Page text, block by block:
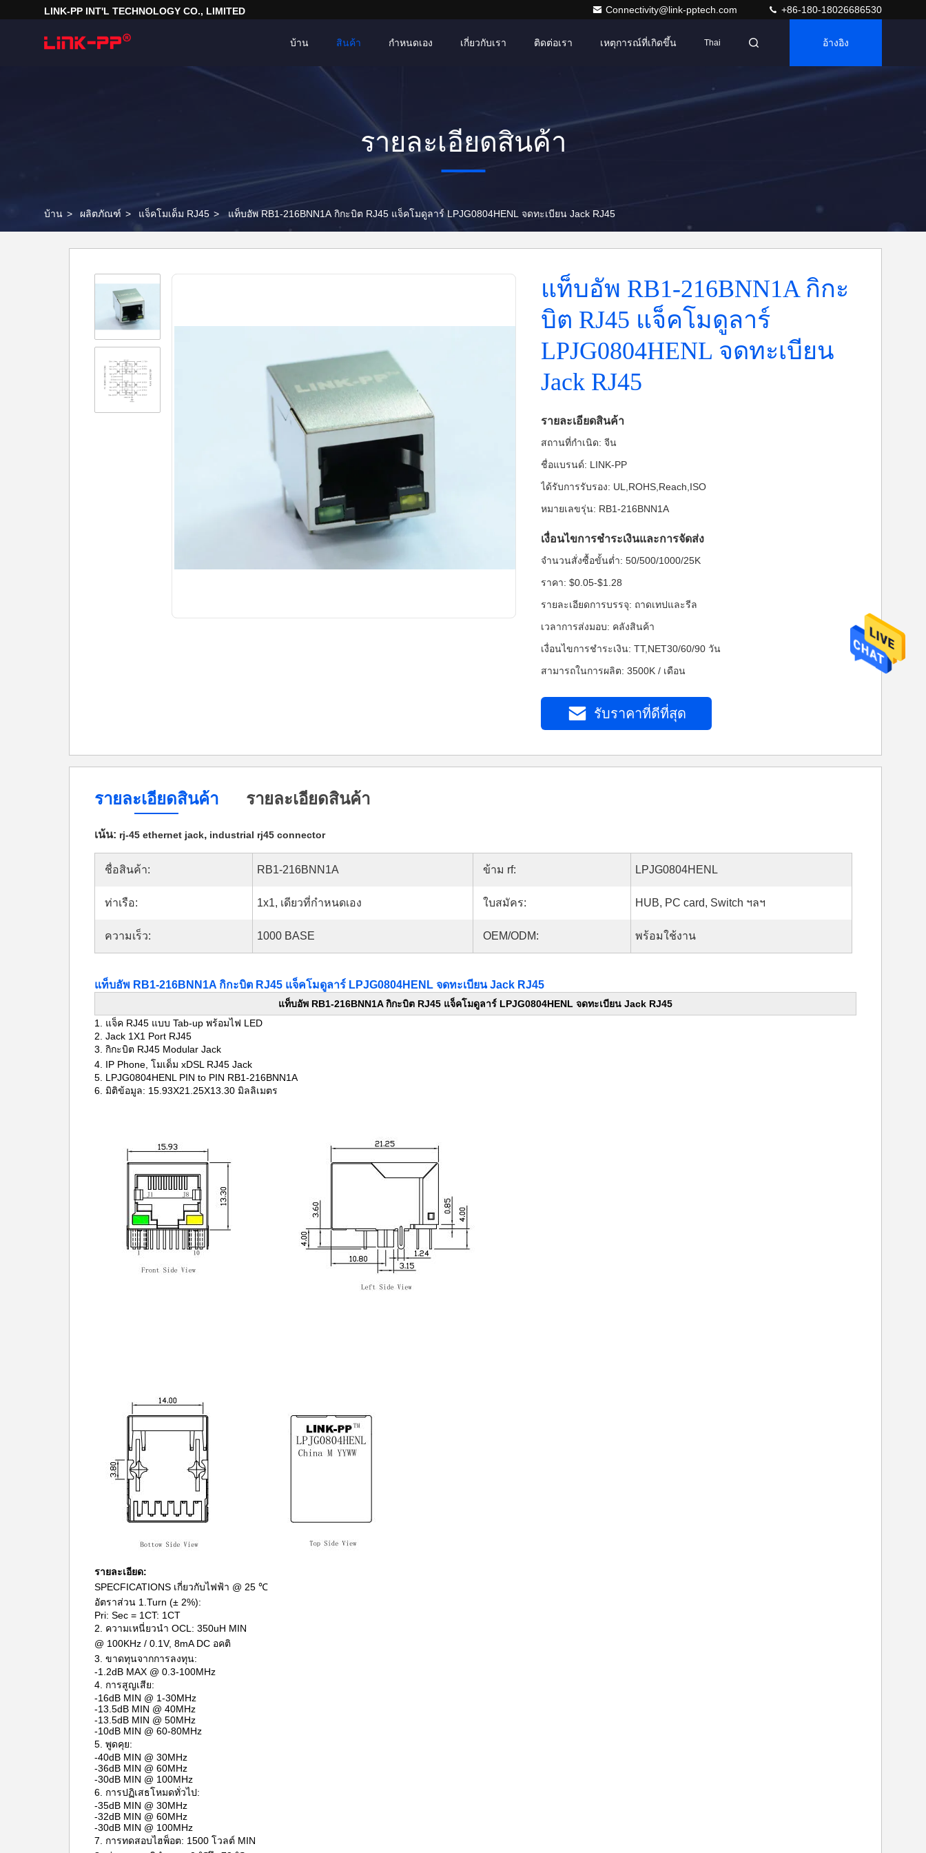
LINK-PP INT'L TECHNOLOGY CO., LIMITED Connectivity@link-pptech.com +86-180-18026686530
บ้าน สินค้า เกี่ยวกับเรา ติดต่อเรา เหตุการณ์ที่เกิดขึ้น
กำหนดเอง Thai อ้างอิง
รายละเอียดสินค้า
บ้าน > ผลิตภัณฑ์ > แจ็คโมเด็ม RJ45 > แท็บอัพ RB1-216BNN1A กิกะบิต RJ45 แจ็คโมดูลาร์ LPJG0804HENL จดทะเบียน Jack RJ45
แท็บอัพ RB1-216BNN1A กิกะ
บิต RJ45 แจ็คโมดูลาร์
LPJG0804HENL จดทะเบียน
Jack RJ45
รายละเอียดสินค้า
สถานที่กำเนิด: จีน
ชื่อแบรนด์: LINK-PP
ได้รับการรับรอง: UL,ROHS,Reach,ISO
หมายเลขรุ่น: RB1-216BNN1A
เงื่อนไขการชำระเงินและการจัดส่ง
จำนวนสั่งซื้อขั้นต่ำ: 50/500/1000/25K
ราคา: $0.05-$1.28
รายละเอียดการบรรจุ: ถาดเทปและรีล
เวลาการส่งมอบ: คลังสินค้า
เงื่อนไขการชำระเงิน: TT,NET30/60/90 วัน
สามารถในการผลิต: 3500K / เดือน
รับราคาที่ดีที่สุด
รายละเอียดสินค้า รายละเอียดสินค้า
เน้น: rj-45 ethernet jack, industrial rj45 connector
ชื่อสินค้า: RB1-216BNN1A ข้าม rf: LPJG0804HENL
ท่าเรือ: 1x1, เดียวที่กำหนดเอง ใบสมัคร: HUB, PC card, Switch ฯลฯ
ความเร็ว: 1000 BASE OEM/ODM: พร้อมใช้งาน
แท็บอัพ RB1-216BNN1A กิกะบิต RJ45 แจ็คโมดูลาร์ LPJG0804HENL จดทะเบียน Jack RJ45
แท็บอัพ RB1-216BNN1A กิกะบิต RJ45 แจ็คโมดูลาร์ LPJG0804HENL จดทะเบียน Jack RJ45
1. แจ็ค RJ45 แบบ Tab-up พร้อมไฟ LED
2. Jack 1X1 Port RJ45
3. กิกะบิต RJ45 Modular Jack
4. IP Phone, โมเด็ม xDSL RJ45 Jack
5. LPJG0804HENL PIN to PIN RB1-216BNN1A
6. มิติข้อมูล: 15.93X21.25X13.30 มิลลิเมตร
รายละเอียด:
SPECFICATIONS เกี่ยวกับไฟฟ้า @ 25 ℃
อัตราส่วน 1.Turn (± 2%):
Pri: Sec = 1CT: 1CT
2. ความเหนี่ยวนำ OCL: 350uH MIN
@ 100KHz / 0.1V, 8mA DC อคติ
3. ขาดทุนจากการลงทุน:
-1.2dB MAX @ 0.3-100MHz
4. การสูญเสีย:
-16dB MIN @ 1-30MHz
-13.5dB MIN @ 40MHz
-13.5dB MIN @ 50MHz
-10dB MIN @ 60-80MHz
5. พูดคุย:
-40dB MIN @ 30MHz
-36dB MIN @ 60MHz
-30dB MIN @ 100MHz
6. การปฏิเสธโหมดทั่วไป:
-35dB MIN @ 30MHz
-32dB MIN @ 60MHz
-30dB MIN @ 100MHz
7. การทดสอบไฮพ็อต: 1500 โวลต์ MIN